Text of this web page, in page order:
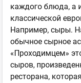
каждого блюда, а
классической
Например, сыры.
обычное сырное
«Проходимцем»
сыров,
ресторана,